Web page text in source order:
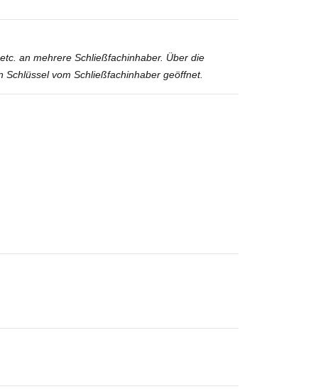
an mehrere Schließfachinhaber. Über die
vom Schließfachinhaber geöffnet.